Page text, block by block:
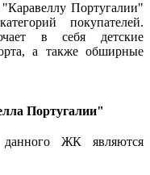
Португалии"
покупателей.
в себя детские
а также обширные
Португалии"
ЖК являются